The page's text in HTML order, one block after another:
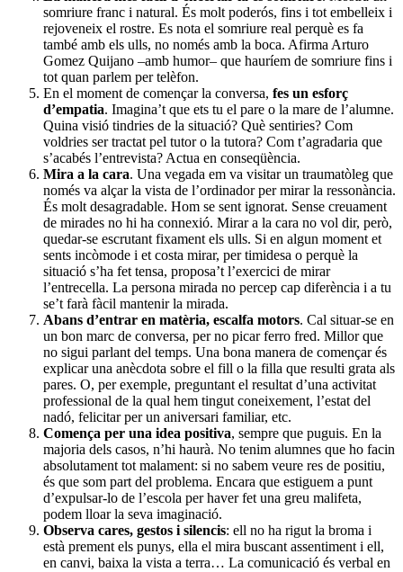
somriure franc i natural. És molt poderós, fins i tot embelleix i
rejoveneix el rostre. Es nota el somriure real perquè es fa
també amb els ulls, no només amb la boca. Afirma Arturo
Gomez Quijano –amb humor– que hauríem de somriure fins i
tot quan parlem per telèfon.
En el moment de començar la conversa, fes un esforç
d’empatia. Imagina’t que ets tu el pare o la mare de l’alumne.
Quina visió tindries de la situació? Què sentiries? Com
voldries ser tractat pel tutor o la tutora? Com t’agradaria que
s’acabés l’entrevista? Actua en conseqüència.
Mira a la cara. Una vegada em va visitar un traumatòleg que
només va alçar la vista de l’ordinador per mirar la ressonància.
És molt desagradable. Hom se sent ignorat. Sense creuament
de mirades no hi ha connexió. Mirar a la cara no vol dir, però,
quedar-se escrutant fixament els ulls. Si en algun moment et
sents incòmode i et costa mirar, per timidesa o perquè la
situació s’ha fet tensa, proposa’t l’exercici de mirar
l’entrecella. La persona mirada no percep cap diferència i a tu
se’t farà fàcil mantenir la mirada.
Abans d’entrar en matèria, escalfa motors. Cal situar-se en
un bon marc de conversa, per no picar ferro fred. Millor que
no sigui parlant del temps. Una bona manera de començar és
explicar una anècdota sobre el fill o la filla que resulti grata als
pares. O, per exemple, preguntant el resultat d’una activitat
professional de la qual hem tingut coneixement, l’estat del
nadó, felicitar per un aniversari familiar, etc.
Comença per una idea positiva, sempre que puguis. En la
majoria dels casos, n’hi haurà. No tenim alumnes que ho facin
absolutament tot malament: si no sabem veure res de positiu,
és que som part del problema. Encara que estiguem a punt
d’expulsar-lo de l’escola per haver fet una greu malifeta,
podem lloar la seva imaginació.
Observa cares, gestos i silencis: ell no ha rigut la broma i
està prement els punys, ella el mira buscant assentiment i ell,
en canvi, baixa la vista a terra… La comunicació és verbal en